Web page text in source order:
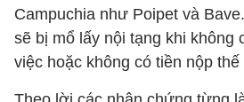
Campuchia như Poipet và
sẽ bị mổ lấy nội tạng khi không
việc hoặc không có tiền nộp thế